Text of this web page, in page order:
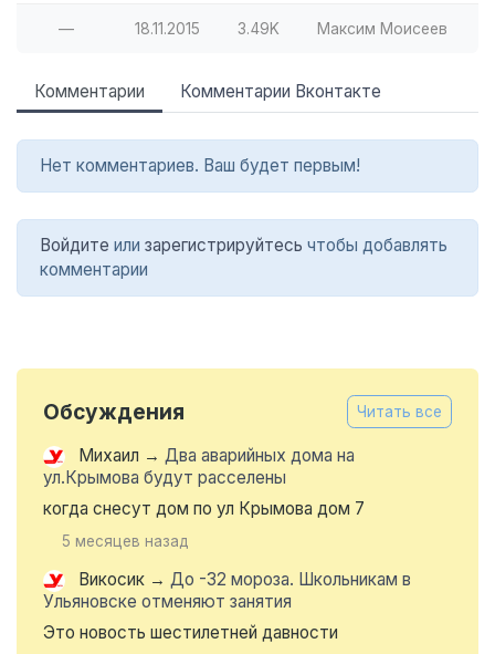
— 18.11.2015 3.49K Максим Моисеев
Комментарии Комментарии Вконтакте
Нет комментариев. Ваш будет первым!
Войдите или зарегистрируйтесь чтобы добавлять
комментарии
Обсуждения Читать все
Михаил → Два аварийных дома на
ул.Крымова будут расселены
когда снесут дом по ул Крымова дом 7
5 месяцев назад
Викосик → До -32 мороза. Школьникам в
Ульяновске отменяют занятия
Это новость шестилетней давности